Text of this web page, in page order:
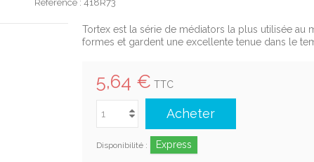
Référence : 418R73
Tortex est la série de médiators la plus utilisée au
formes et gardent une excellente tenue dans le
5,64 € TTC
Acheter
Disponibilité : Express